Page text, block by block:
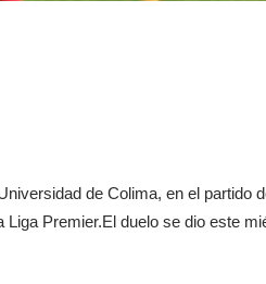
de Colima, en el partido
Liga Premier.El duelo se dio este